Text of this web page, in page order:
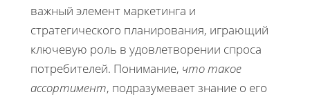
важный элемент маркетинга и
стратегического планирования, играющий
ключевую роль в удовлетворении спроса
потребителей. Понимание, что такое
ассортимент, подразумевает знание о его